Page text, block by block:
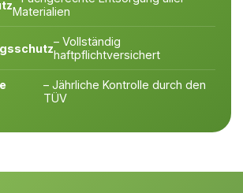
Materialien
– Vollständig
haftpflichtversichert
– Jährliche Kontrolle durch den
TÜV